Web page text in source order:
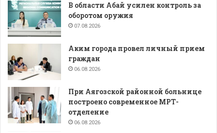
В области Абай усилен контроль за
оборотом оружия
07.08.2026
Аким города провел личный прием
граждан
06.08.2026
При Аягозской районной больнице
построено современное МРТ-
отделение
06.08.2026